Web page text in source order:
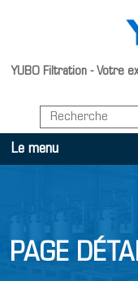
YUBO Filtration - Votre
Le menu
PAGE